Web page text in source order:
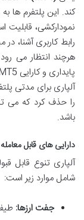
کند. این پلتفرم ها
نمودارکشی، قابلیت
رابط کاربری آشنا،
هرچند انتظار می رود
را حذف کرد که می
باشد.
دارایی های قابل معامله
آلپاری تنوع قابل
شامل موارد زیر است:
جفت ارزها: